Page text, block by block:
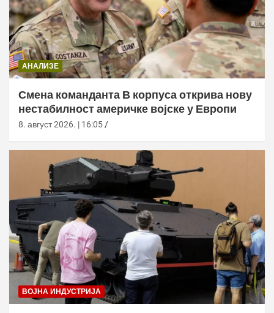
АНАЛИЗЕ
Смена команданта В корпуса открива нову
нестабилност америчке војске у Европи
8. август 2026. | 16:05
ВОЈНА ИНДУСТРИЈА